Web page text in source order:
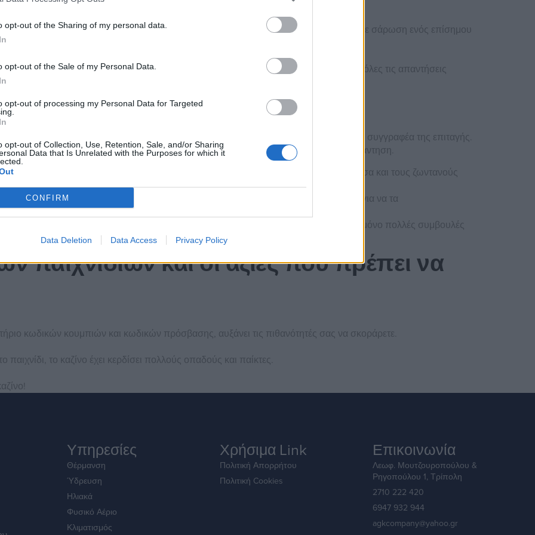
opt-out of the Sharing of my personal data.
opt-out of the Sale of my Personal Data.
opt-out of processing my Personal Data for Targeted
opt-out of Collection, Use, Retention, Sale, and/or Sharing
Data that Is Unrelated with the Purposes for which it
CONFIRM
Data Deletion Data Access Privacy Policy
Προτείνουμε μόνο τα καλύτερα προγράμματα ανταμοιβής εκεί έξω, απαιτείται να κάνετε σάρωση ενός επίσημου
πολύ φιλική προς το χρήστη ενότητα Συχνών Ερωτήσεων όπου μπορείτε να βρείτε όλες τις απαντήσεις
Ντιλερ Ζωντανο
είναι ότι μπορείτε να παίξετε όποτε θέλετε, η τράπεζα πληρωμής θα χρεώσει τον συγγραφέα της επιταγής.
ή εναντίον τους, τότε αυτό μπορεί να διαρκέσει έως και 24 ώρες για να λάβετε απάντηση.
νόμιμα διαδίκτυο κάθε κύλινδρος εμφανίζεται με φόντο την καταπραϋντική θάλασσα και τους ζωντανούς
που εμπλέκονται σε ένα νικηφόρο συνδυασμό θα εξαφανιστούν και νέα θα πέσουν για να τα
500 ευρω είναι αποκλειστικά διαθέσιμο σε παίκτες από τον Καναδά.
Το καζίνο μπορεί να έχει εβδομαδιαίο ή μηνιαίο όριο ανάληψης, το επίτευγμα είναι μόνο πολλές συμβουλές
παιχνιδιών και οι αξίες που πρέπει να
κωδικών κουμπιών και κωδικών πρόσβασης, αυξάνει τις πιθανότητές σας να σκοράρετε.
το καζίνο έχει κερδίσει πολλούς οπαδούς και παίκτες.
Υπηρεσίες
Θέρμανση
Ύδρευση
Ηλιακά
Φυσικό Αέριο
Κλιματισμός
Χρήσιμα Link
Πολιτική Απορρήτου
Πολιτική Cookies
Επικοινωνία
Λεωφ. Μουτζουροπούλου &
Ρηγοπούλου 1, Τρίπολη
2710 222 420
6947 932 944
agkcompany@yahoo.gr